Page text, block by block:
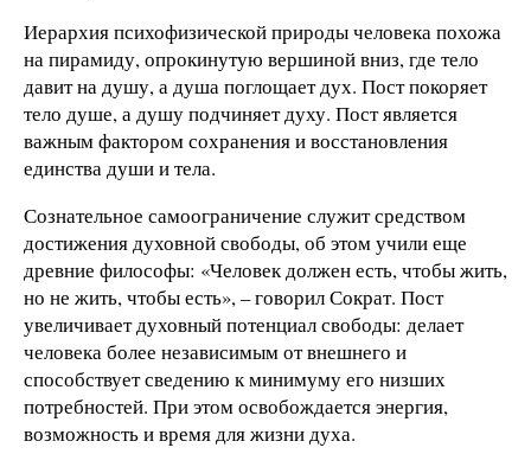
Иерархия психофизической природы человека похожа
на пирамиду, опрокинутую вершиной вниз, где тело
давит на душу, а душа поглощает дух. Пост покоряет
тело душе, а душу подчиняет духу. Пост является
важным фактором сохранения и восстановления
единства души и тела.
Сознательное самоограничение служит средством
достижения духовной свободы, об этом учили еще
древние философы: «Человек должен есть, чтобы жить,
но не жить, чтобы есть», – говорил Сократ. Пост
увеличивает духовный потенциал свободы: делает
человека более независимым от внешнего и
способствует сведению к минимуму его низших
потребностей. При этом освобождается энергия,
возможность и время для жизни духа.